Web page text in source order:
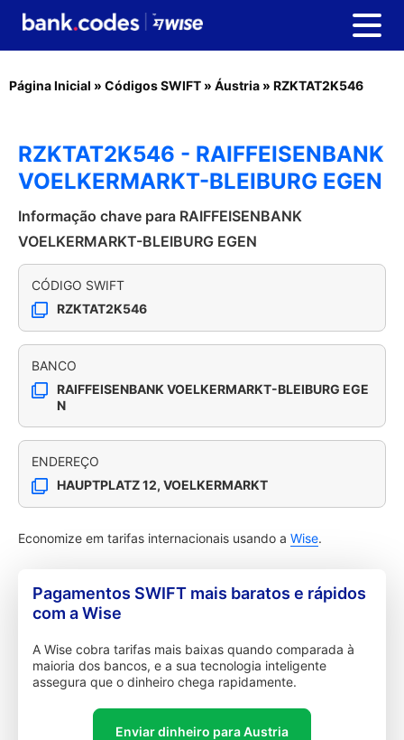
Página Inicial » Códigos SWIFT » Áustria » RZKTAT2K546
RZKTAT2K546 - RAIFFEISENBANK
VOELKERMARKT-BLEIBURG EGEN
Informação chave para RAIFFEISENBANK
VOELKERMARKT-BLEIBURG EGEN
CÓDIGO SWIFT
RZKTAT2K546
BANCO
RAIFFEISENBANK VOELKERMARKT-BLEIBURG EGE
N
ENDEREÇO
HAUPTPLATZ 12, VOELKERMARKT
Economize em tarifas internacionais usando a Wise.
Pagamentos SWIFT mais baratos e rápidos
com a Wise
A Wise cobra tarifas mais baixas quando comparada à
maioria dos bancos, e a sua tecnologia inteligente
assegura que o dinheiro chega rapidamente.
Enviar dinheiro para Austria